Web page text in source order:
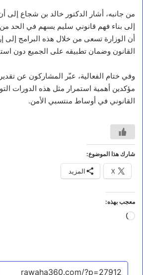
من جانبه، أشار الدكتور خالد بن شجاع
إلى بناء فهم قانوني سليم يسهم في الحد من
أن الوزارة تسعى من خلال هذه البرامج إلى
القانون وضمان تطبيقه على الجميع دون
وفي ختام الفعالية، عبّر المشاركون عن
مؤكدين أهمية استمرار مثل هذه الدورات
القانوني في أوساط منتسبي الأمن.
شارك هذا الموضوع:
X المزيد
معجب بهذه:
جاري
ا
ف
ق
ي
ت
ف
د
ش
ر
ي
ع
ا
ل
ح
م
م